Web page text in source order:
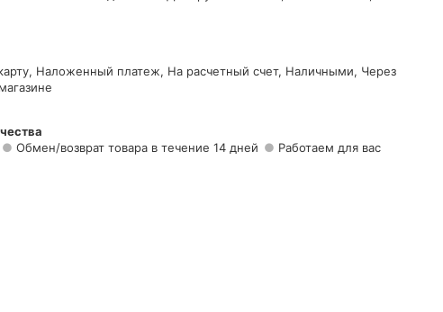
Наложенный платеж, На расчетный счет, Наличными, Через
Обмен/возврат товара в течение 14 дней
Работаем для вас